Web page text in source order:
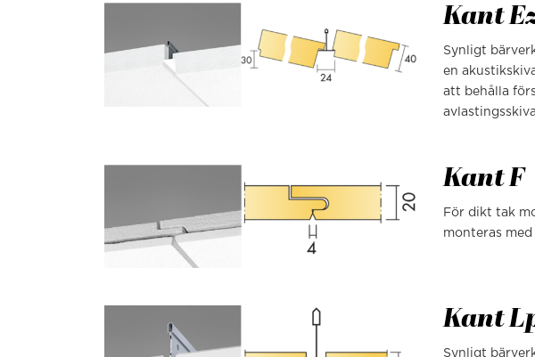
Kant
Synligt
en
att behålla
avlastingsskiva
Kant F
För dikt tak
monteras
Kant
Synligt